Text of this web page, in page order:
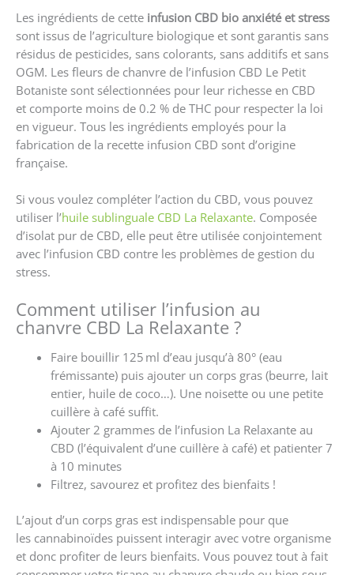
Les ingrédients de cette infusion CBD bio anxiété et stress
sont issus de l’agriculture biologique et sont garantis sans
résidus de pesticides, sans colorants, sans additifs et sans
OGM. Les fleurs de chanvre de l’infusion CBD Le Petit
Botaniste sont sélectionnées pour leur richesse en CBD
et comporte moins de 0.2 % de THC pour respecter la loi
en vigueur. Tous les ingrédients employés pour la
fabrication de la recette infusion CBD sont d’origine
française.
Si vous voulez compléter l’action du CBD, vous pouvez
utiliser l’huile sublinguale CBD La Relaxante. Composée
d’isolat pur de CBD, elle peut être utilisée conjointement
avec l’infusion CBD contre les problèmes de gestion du
stress.
Comment utiliser l’infusion au
chanvre CBD La Relaxante ?
Faire bouillir 125 ml d’eau jusqu’à 80° (eau
frémissante) puis ajouter un corps gras (beurre, lait
entier, huile de coco…). Une noisette ou une petite
cuillère à café suffit.
Ajouter 2 grammes de l’infusion La Relaxante au
CBD (l’équivalent d’une cuillère à café) et patienter 7
à 10 minutes
Filtrez, savourez et profitez des bienfaits !
L’ajout d’un corps gras est indispensable pour que
les cannabinoïdes puissent interagir avec votre organisme
et donc profiter de leurs bienfaits. Vous pouvez tout à fait